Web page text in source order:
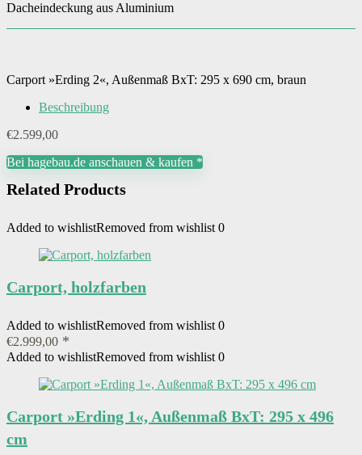
Dacheindeckung aus Aluminium
Carport »Erding 2«, Außenmaß BxT: 295 x 690 cm, braun
Beschreibung
€2.599,00
Bei hagebau.de anschauen & kaufen *
Related Products
Added to wishlistRemoved from wishlist 0
Carport, holzfarben
Added to wishlistRemoved from wishlist 0
€2.999,00
Added to wishlistRemoved from wishlist 0
Carport »Erding 1«, Außenmaß BxT: 295 x 496
cm